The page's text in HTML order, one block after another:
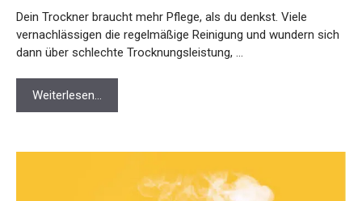
Dein Trockner braucht mehr Pflege, als du denkst. Viele
vernachlässigen die regelmäßige Reinigung und wundern sich
dann über schlechte Trocknungsleistung, …
Weiterlesen…